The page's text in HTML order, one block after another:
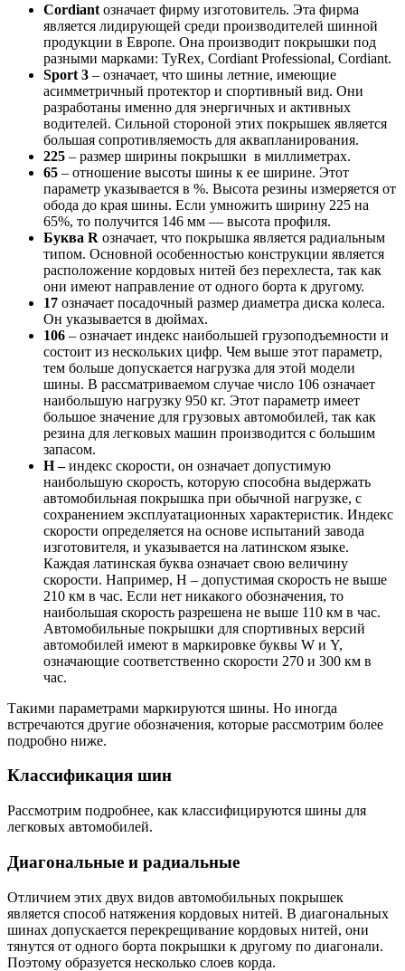
Cordiant означает фирму изготовитель. Эта фирма
является лидирующей среди производителей шинной
продукции в Европе. Она производит покрышки под
разными марками: TyRex, Cordiant Professional, Cordiant.
Sport 3 – означает, что шины летние, имеющие
асимметричный протектор и спортивный вид. Они
разработаны именно для энергичных и активных
водителей. Сильной стороной этих покрышек является
большая сопротивляемость для аквапланирования.
225 – размер ширины покрышки в миллиметрах.​
65 – отношение высоты шины к ее ширине. Этот
параметр указывается в %. Высота резины измеряется от
обода до края шины. Если умножить ширину 225 на
65%, то получится 146 мм — высота профиля.
Буква R означает, что покрышка является радиальным
типом. Основной особенностью конструкции является
расположение кордовых нитей без перехлеста, так как
они имеют направление от одного борта к другому.
17 означает посадочный размер диаметра диска колеса.
Он указывается в дюймах.
106 – означает индекс наибольшей грузоподъемности и
состоит из нескольких цифр. Чем выше этот параметр,
тем больше допускается нагрузка для этой модели
шины. В рассматриваемом случае число 106 означает
наибольшую нагрузку 950 кг. Этот параметр имеет
большое значение для грузовых автомобилей, так как
резина для легковых машин производится с большим
запасом.
Н –индекс скорости, он означает допустимую
наибольшую скорость, которую способна выдержать
автомобильная покрышка при обычной нагрузке, с
сохранением эксплуатационных характеристик. Индекс
скорости определяется на основе испытаний завода
изготовителя, и указывается на латинском языке.
Каждая латинская буква означает свою величину
скорости. Например, Н – допустимая скорость не выше
210 км в час. Если нет никакого обозначения, то
наибольшая скорость разрешена не выше 110 км в час.
Автомобильные покрышки для спортивных версий
автомобилей имеют в маркировке буквы W и Y,
означающие соответственно скорости 270 и 300 км в
час.
Такими параметрами маркируются шины. Но иногда
встречаются другие обозначения, которые рассмотрим более
подробно ниже.
Классификация шин
Рассмотрим подробнее, как классифицируются шины для
легковых автомобилей.
Диагональные и радиальные
Отличием этих двух видов автомобильных покрышек
является способ натяжения кордовых нитей. В диагональных
шинах допускается перекрещивание кордовых нитей, они
тянутся от одного борта покрышки к другому по диагонали.
Поэтому образуется несколько слоев корда.